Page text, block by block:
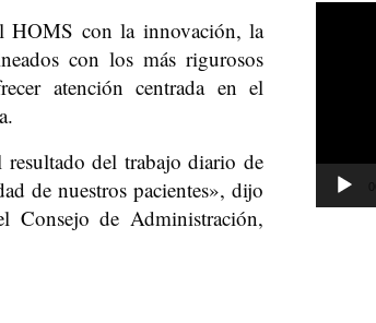
HOMS con la innovación, la
con los más rigurosos
atención centrada en el
del trabajo diario de
de nuestros pacientes», dijo
Consejo de Administración,